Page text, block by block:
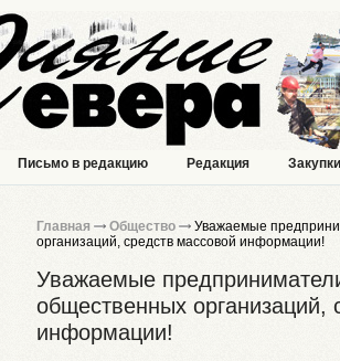
Письмо в редакцию Редакция Закупки
Главная Общество
Уважаемые
организаций, средств массовой информации!
Уважаемые
общественных организаций,
информации!